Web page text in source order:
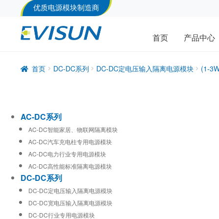
优质电源模块制造商
首页 产品中心
首页 DC-DC系列 DC-DC定电压输入隔离电源模块 (1-
AC-DC系列
AC-DC智能家居、物联网隔离模块
AC-DC汽车充电柱专用电源模块
AC-DC电力行业专用电源模块
AC-DC高性能标准隔离电源模块
DC-DC系列
DC-DC定电压输入隔离电源模块
DC-DC宽电压输入隔离电源模块
DC-DC行业专用电源模块